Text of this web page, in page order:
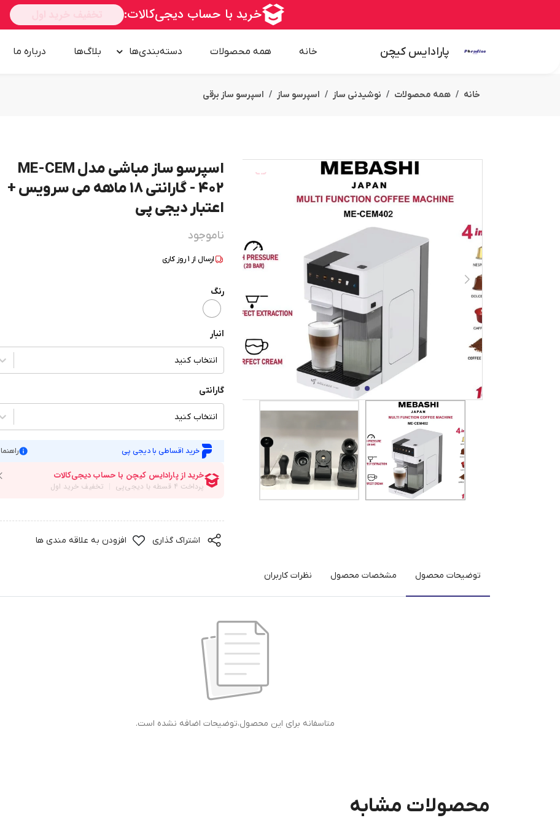
پارادایس کیچن خانه همه محصولات دسته‌بندی‌ها بلاگ‌ها درباره‌ ما
خانه همه محصولات نوشیدنی ساز اسپرسو ساز اسپرسو ساز برقی
اسپرسو ساز مباشی مدل ME-CEM
402 - گارانتی 18 ماهه می سرویس +
اعتبار دیجی پی
ناموجود
ارسال از 1روز کاری
رنگ
انبار
انتخاب کنید
گارانتی
انتخاب کنید
خرید اقساطی با دیجی پی راهنما
اشتراک گذاری افزودن به علاقه مندی ها
توضیحات محصول مشخصات محصول نظرات کاربران
متاسفانه برای این محصول،توضیحات اضافه نشده است.
محصولات مشابه